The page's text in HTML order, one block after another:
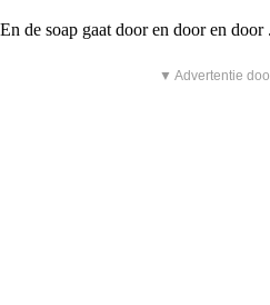
En de soap gaat door en door en door
▼ Advertentie